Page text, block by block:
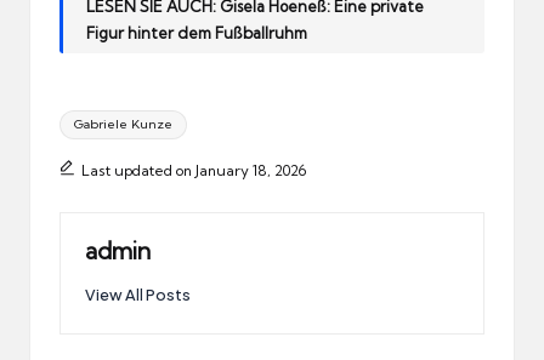
LESEN SIE AUCH: Gisela Hoeneß: Eine private
Figur hinter dem Fußballruhm
Tags:
Gabriele Kunze
Last updated on January 18, 2026
admin
View All Posts